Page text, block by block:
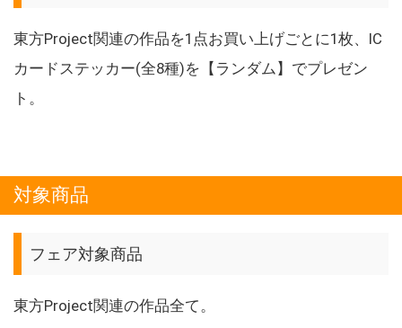
東方Project関連の作品を1点お買い上げごとに1枚、IC
カードステッカー(全8種)を【ランダム】でプレゼン
ト。
対象商品
フェア対象商品
東方Project関連の作品全て。